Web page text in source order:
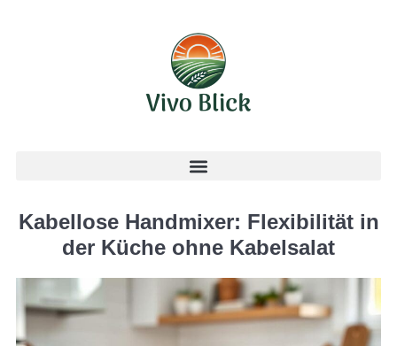
Kabellose Handmixer: Flexibilität in
der Küche ohne Kabelsalat